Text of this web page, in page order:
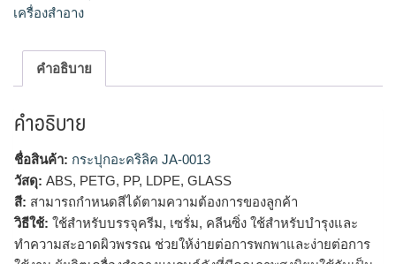
เครื่องสำอาง
คำอธิบาย
คำอธิบาย
ชื่อสินค้า: กระปุกอะคริลิค JA-0013
วัสดุ: ABS, PETG, PP, LDPE, GLASS
สี: สามารถกำหนดสีได้ตามความต้องการของลูกค้า
วิธีใช้: ใช้สำหรับบรรจุครีม, เซรั่ม, คลีนซิ่ง ใช้สำหรับบำรุงและ
ทำความสะอาดผิวพรรณ ช่วยให้ง่ายต่อการพกพาและง่ายต่อการ